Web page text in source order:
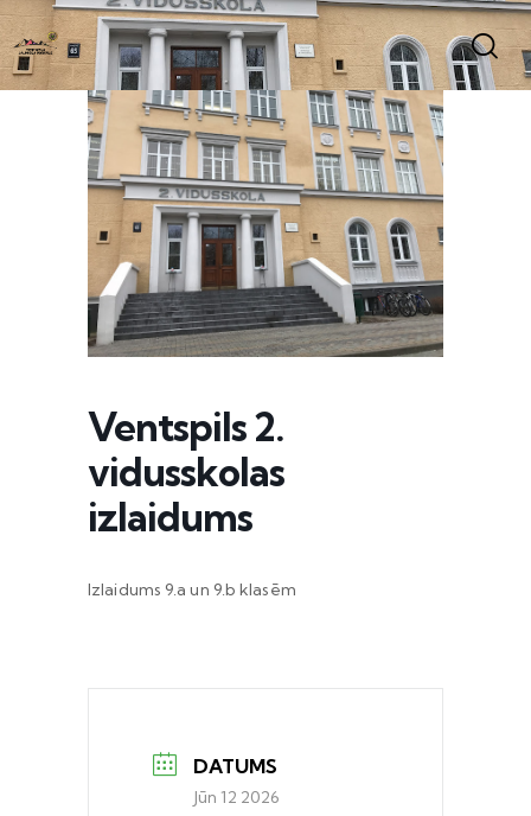
Ventspils 2.
vidusskolas
izlaidums
Izlaidums 9.a un 9.b klasēm
DATUMS
Jūn 12 2026